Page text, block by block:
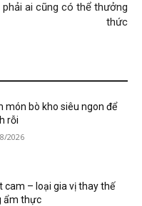
phải ai cũng có thể thưởng
thức
món bò kho siêu ngon để
rỗi
2026
cam – loại gia vị thay thế
ẩm thực